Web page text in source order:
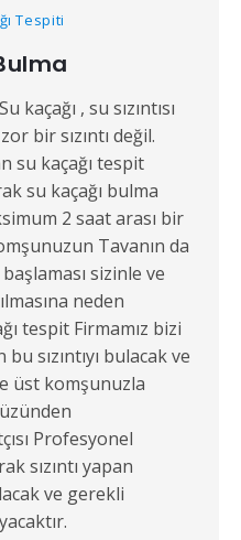
Tespiti
kaçağı , su sızıntısı
bir sızıntı değil.
su kaçağı tespit
su kaçağı bulma
2 saat arası bir
Tavanın da
başlaması sizinle ve
neden
tespit Firmamız bizi
sızıntıyı bulacak ve
üst komşunuzla
Profesyonel
sızıntı yapan
ve gerekli